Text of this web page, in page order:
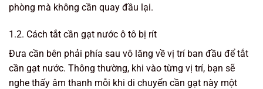
phòng mà không cần quay đầu lại.
1.2. Cách tắt cần gạt nước ô tô bị rít
Đưa cần bên phải phía sau vô lăng về vị trí ban đầu để tắt
cần gạt nước. Thông thường, khi vào từng vị trí, bạn sẽ
nghe thấy âm thanh mỗi khi di chuyển cần gạt này một